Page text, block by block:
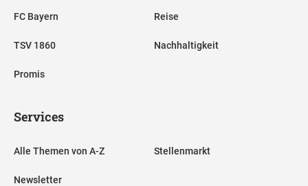
FC Bayern
TSV 1860
Promis
Reise
Nachhaltigkeit
Services
Alle Themen von A-Z
Newsletter
Stellenmarkt